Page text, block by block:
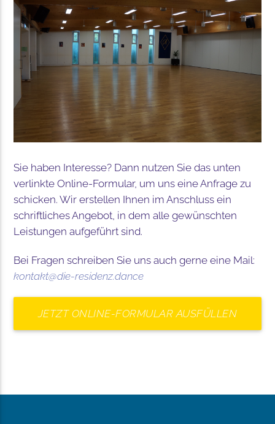
Sie haben Interesse? Dann nutzen Sie das unten
verlinkte Online-Formular, um uns eine Anfrage zu
schicken. Wir erstellen Ihnen im Anschluss ein
schriftliches Angebot, in dem alle gewünschten
Leistungen aufgeführt sind.
Bei Fragen schreiben Sie uns auch gerne eine Mail:
kontakt@die-residenz.dance
JETZT ONLINE-FORMULAR AUSFÜLLEN